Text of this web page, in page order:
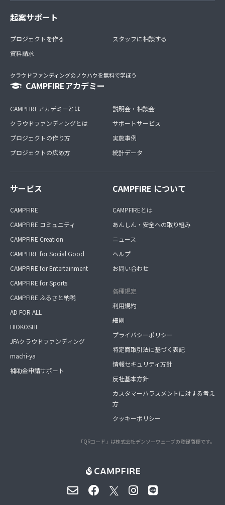
起案サポート
プロジェクトを作る
資料請求
スタッフに相談する
クラウドファンディングのノウハウを無料で学ぼう
CAMPFIREアカデミー
CAMPFIREアカデミーとは
クラウドファンディングとは
プロジェクトの作り方
プロジェクトの広め方
説明会・相談会
サポートサービス
実施事例
統計データ
サービス
CAMPFIRE
CAMPFIRE コミュニティ
CAMPFIRE Creation
CAMPFIRE for Social Good
CAMPFIRE for Entertainment
CAMPFIRE for Sports
CAMPFIRE ふるさと納税
AD FOR ALL
HIOKOSHI
JFAクラウドファンディング
machi-ya
補助金申請サポート
CAMPFIRE について
CAMPFIREとは
あんしん・安全への取り組み
ニュース
ヘルプ
お問い合わせ
各種規定
利用規約
細則
プライバシーポリシー
特定商取引法に基づく表記
情報セキュリティ方針
反社基本方針
カスタマーハラスメントに対する考え
方
クッキーポリシー
「QRコード」は株式会社デンソーウェーブの登録商標です。